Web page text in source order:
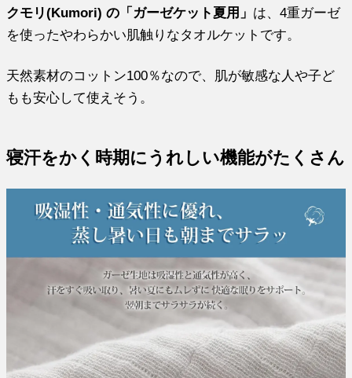
クモリ(Kumori) の「ガーゼケット夏用」 は、4重ガーゼ
を使ったやわらかい肌触りなタオルケットです。
天然素材のコットン100％なので、肌が敏感な人や子ど
もも安心して使えそう。
寝汗をかく時期にうれしい機能がたくさん